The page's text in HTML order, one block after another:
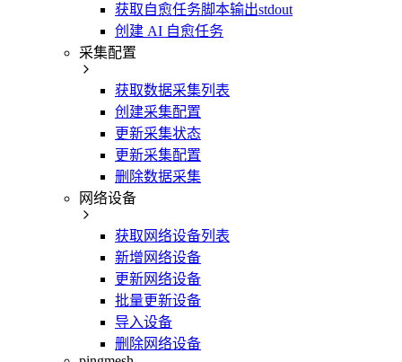
获取自愈任务脚本输出stdout
创建 AI 自愈任务
采集配置
获取数据采集列表
创建采集配置
更新采集状态
更新采集配置
删除数据采集
网络设备
获取网络设备列表
新增网络设备
更新网络设备
批量更新设备
导入设备
删除网络设备